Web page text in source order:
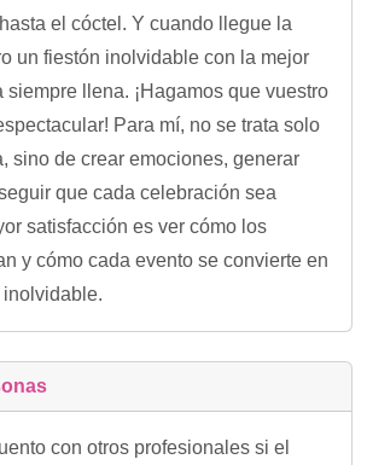
el cóctel. Y cuando llegue la
un fiestón inolvidable con la mejor
siempre llena. ¡Hagamos que vuestro
Para mí, no se trata solo
sino de crear emociones, generar
que cada celebración sea
satisfacción es ver cómo los
y cómo cada evento se convierte en
con otros profesionales si el